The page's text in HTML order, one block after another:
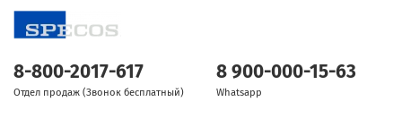
8-800-2017-617
Отдел продаж (Звонок бесплатный)
8 900-000-15-63
Whatsapp